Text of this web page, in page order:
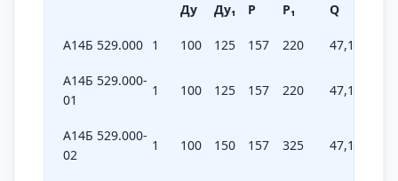
Ду Ду₁ Р Р₁ Q
А14Б 529.000 1 100 125 157 220 47,1
А14Б 529.000-
01
1 100 125 157 220 47,1
А14Б 529.000-
02
1 100 150 157 325 47,1